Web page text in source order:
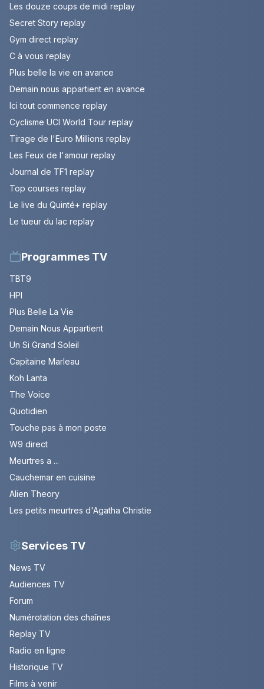
Les douze coups de midi replay
Secret Story replay
Gym direct replay
C à vous replay
Plus belle la vie en avance
Demain nous appartient en avance
Ici tout commence replay
Cyclisme UCI World Tour replay
Tirage de l'Euro Millions replay
Les Feux de l'amour replay
Journal de TF1 replay
Top courses replay
Le live du Quinté+ replay
Le tueur du lac replay
Programmes TV
TBT9
HPI
Plus Belle La Vie
Demain Nous Appartient
Un Si Grand Soleil
Capitaine Marleau
Koh Lanta
The Voice
Quotidien
Touche pas à mon poste
W9 direct
Meurtres a ...
Cauchemar en cuisine
Alien Theory
Les petits meurtres d'Agatha Christie
Services TV
News TV
Audiences TV
Forum
Numérotation des chaînes
Replay TV
Radio en ligne
Historique TV
Films à venir